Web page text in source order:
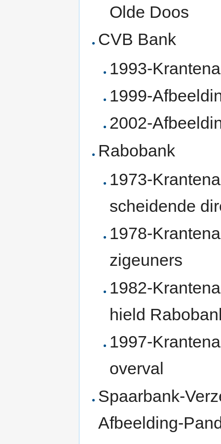
Olde Doos
CVB Bank
1993-
1999-
2002-
Rabobank
1973-
scheidende
1978-
zigeuners
1982-
hield
1997-
overval
Spaarbank-
Afbeelding-